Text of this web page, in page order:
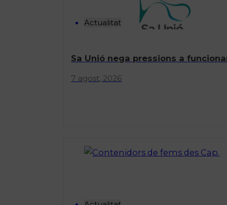
Actualitat
Sa Unió nega pressions a
7 agost, 2026